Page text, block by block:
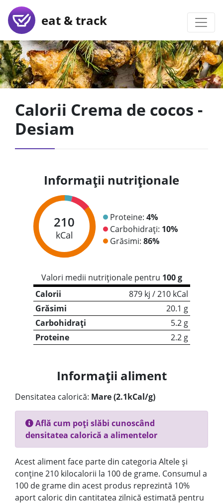
eat & track
Calorii Crema de cocos -
Desiam
Informații nutriționale
210
kCal
Proteine: 4%
Carbohidrați: 10%
Grăsimi: 86%
Valori medii nutriționale pentru 100 g
Calorii
879 kj / 210 kCal
Grăsimi
20.1 g
Carbohidrați
5.2 g
Proteine
2.2 g
Informații aliment
Densitatea calorică: Mare (2.1kCal/g)
Află cum poți slăbi cunoscând
densitatea calorică a alimentelor
Acest aliment face parte din categoria Altele și
conține 210 kilocalorii la 100 de grame. Consumul a
100 de grame din acest produs reprezintă 10%
aport caloric din cantitatea zilnică estimată pentru